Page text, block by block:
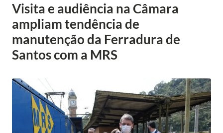
Visita e audiência na Câmara
ampliam tendência de
manutenção da Ferradura de
Santos com a MRS